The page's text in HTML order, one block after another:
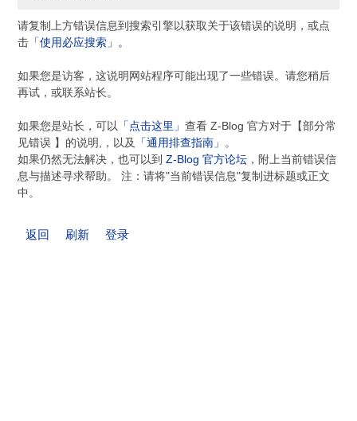
请复制上方错误信息到搜索引擎以获取关于该错误的说明，或点
击 「使用必应搜索」。
如果您是访客，这说明网站程序可能出现了一些错误。请您稍后
再试，或联系站长。
如果您是站长，可以 「点击这里」查看 Z-Blog 官方对于【部分常
见错误 】的说明,，以及
「通用排查指南」 。
如果仍然无法解决，也可以到Z-Blog 官方论坛 ，附上当前错误信
息与描述寻求帮助。 注：请将"当前错误信息"复制进标题或正文
中。
返回 刷新 登录